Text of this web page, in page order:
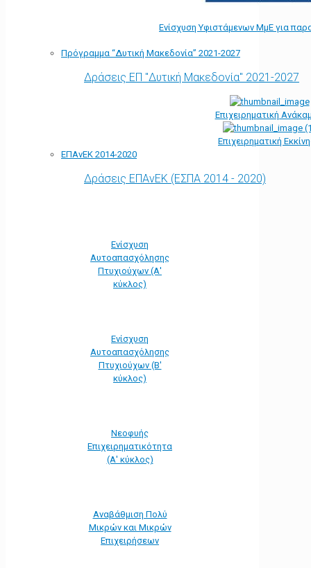
Ενίσχυση Υφιστάμενων ΜμΕ για
Πρόγραμμα “Δυτική Μακεδονία” 2021-2027
Δράσεις ΕΠ "Δυτική Μακεδονία" 2021-2027
Επιχειρηματική
Επιχειρηματική
ΕΠΑνΕΚ 2014-2020
Δράσεις ΕΠΑνΕΚ (ΕΣΠΑ 2014 - 2020)
Ενίσχυση
Αυτοαπασχόλησης
Πτυχιούχων (Α'
κύκλος)
Ενίσχυση
Αυτοαπασχόλησης
Πτυχιούχων (Β'
κύκλος)
Νεοφυής
Επιχειρηματικότητα
(Α' κύκλος)
Αναβάθμιση Πολύ
Μικρών και Μικρών
Επιχειρήσεων